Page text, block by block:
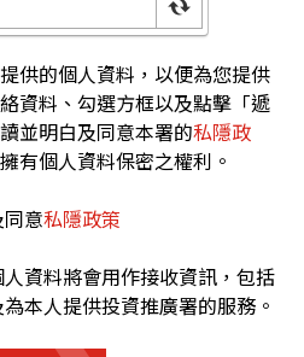
供的個人資料，以便為您提供
資料、勾選方框以及點擊「遞
並明白及同意本署的私隱政
有個人資料保密之權利。
意私隱政策
資料將會用作接收資訊，包括
本人提供投資推廣署的服務。